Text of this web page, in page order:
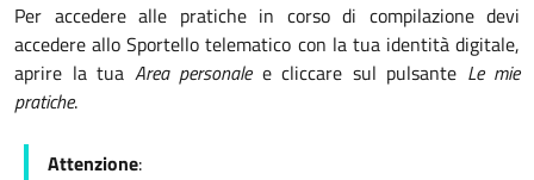
Per accedere alle pratiche in corso di compilazione devi
accedere allo Sportello telematico con la tua identità digitale,
aprire la tua Area personalee cliccare sul pulsante Le mie
pratiche.
Attenzione: